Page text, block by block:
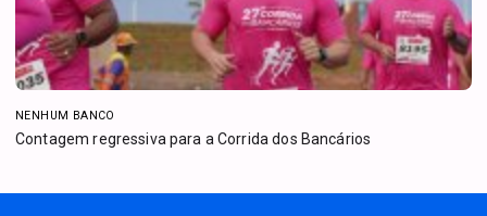
NENHUM BANCO
Contagem regressiva para a Corrida dos Bancários